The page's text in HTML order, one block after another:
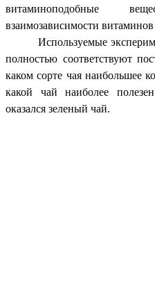
витаминоподобные
взаимозависимости витаминов
Используемые
полностью соответствуют
каком сорте чая наибольшее
какой чай наиболее
оказался зеленый чай.